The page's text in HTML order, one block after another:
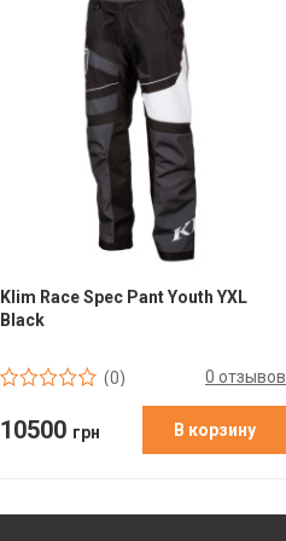
Klim Race Spec Pant Youth YXL
Black
(0) 0 отзывов
10500 грн В корзину